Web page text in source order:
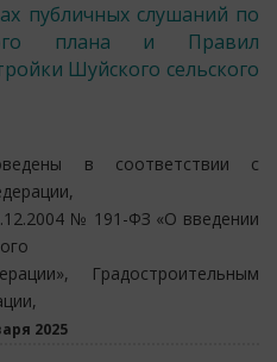
публичных слушаний по
плана и Правил
Шуйского сельского
в соответствии с
№ 191-ФЗ «О введении
Градостроительным
2025